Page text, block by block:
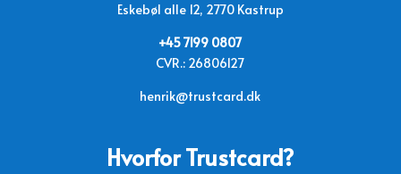
Eskebøl alle 12, 2770 Kastrup
+45 7199 0807
CVR.: 26806127
henrik@trustcard.dk
Hvorfor Trustcard?